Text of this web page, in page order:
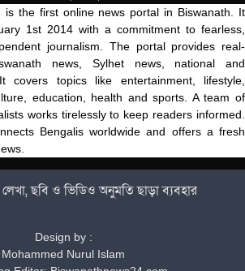
is the first online news portal in Biswanath. It
1st 2014 with a commitment to fearless,
journalism. The portal provides real-
news, Sylhet news, national and
covers topics like entertainment, lifestyle,
education, health and sports. A team of
works tirelessly to keep readers informed.
Bengalis worldwide and offers a fresh
ছবি ও ভিডিও অনুমতি ছাড়া ব্যবহার
Design by :
Mohammed Nurul Islam